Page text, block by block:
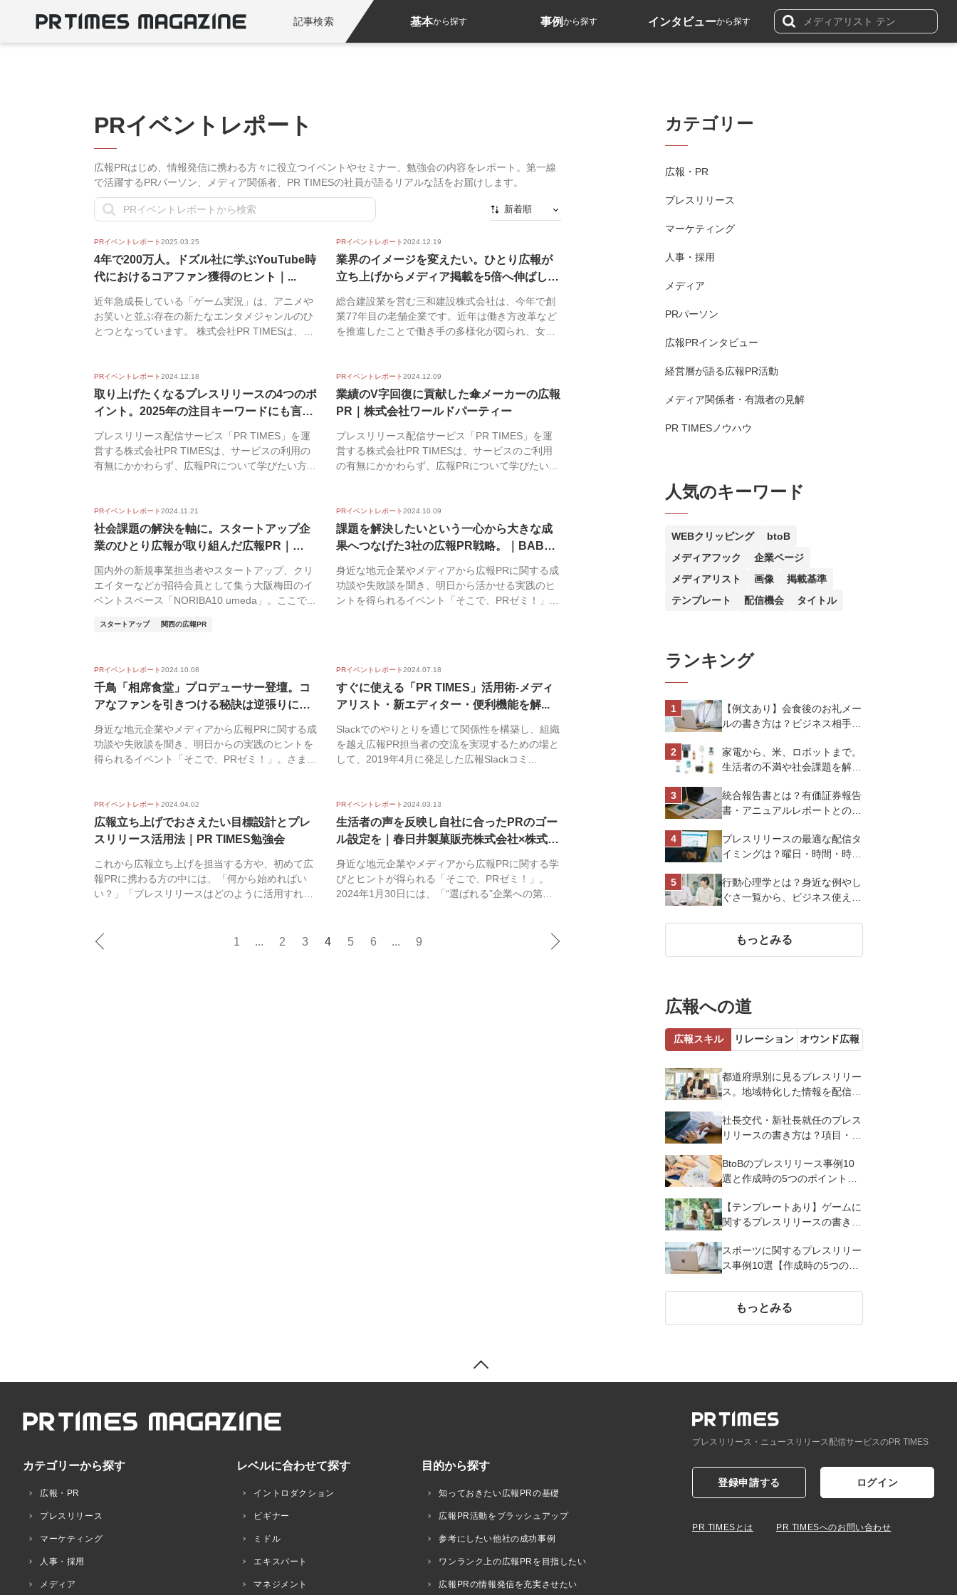
記事検索 基本から探す 事例から探す インタビューから探す
PRイベントレポート
広報PRはじめ、情報発信に携わる方々に役立つイベントやセミナー、勉強会の内容をレポート。第一線
で活躍するPRパーソン、メディア関係者、PR TIMESの社員が語るリアルな話をお届けします。
新着順
最初から
人気順
PRイベントレポート2025.03.25
4年で200万人。ドズル社に学ぶYouTube時
代におけるコアファン獲得のヒント｜...
近年急成長している「ゲーム実況」は、アニメや
お笑いと並ぶ存在の新たなエンタメジャンルのひ
とつとなっています。 株式会社PR TIMESは、
PRイベントレポート2024.12.19
業界のイメージを変えたい。ひとり広報が
立ち上げからメディア掲載を5倍へ伸ばした
施策...
総合建設業を営む三和建設株式会社は、今年で創
業77年目の老舗企業です。近年は働き方改革など
を推進したことで働き手の多様化が図られ、女性
PRイベントレポート2024.12.18
取り上げたくなるプレスリリースの4つのポ
イント。2025年の注目キーワードにも言
及...
プレスリリース配信サービス「PR TIMES」を運
営する株式会社PR TIMESは、サービスの利用の
有無にかかわらず、広報PRについて学びたい方...
PRイベントレポート2024.12.09
業績のV字回復に貢献した傘メーカーの広報
PR｜株式会社ワールドパーティー
プレスリリース配信サービス「PR TIMES」を運
営する株式会社PR TIMESは、サービスのご利用
の有無にかかわらず、広報PRについて学びたい...
PRイベントレポート2024.11.21
社会課題の解決を軸に。スタートアップ企
業のひとり広報が取り組んだ広報PR｜
akip...
国内外の新規事業担当者やスタートアップ、クリ
エイターなどが招待会員と​して集う大阪梅田のイ
ベントスペース「NORIBA10 umeda」。ここで...
スタートアップ 関西の広報PR
PRイベントレポート2024.10.09
課題を解決したいという一心から大きな成
果へつなげた3社の広報PR戦略。｜BABY
身近な地元企業やメディアから広報PRに関する成
功談や失敗談を聞き、明日から活かせる実践のヒ
ントを得られるイベント「そこで、PRゼミ！」。
PRイベントレポート2024.10.08
千鳥「相席食堂」プロデューサー登壇。コ
アなファンを引きつける秘訣は逆張りにあ
った｜...
身近な地元企業やメディアから広報PRに関する成
功談や失敗談を聞き、明日からの実践のヒントを
得られるイベント「そこで、PRゼミ！」。さまざ
PRイベントレポート2024.07.18
すぐに使える「PR TIMES」活用術-メディ
アリスト・新エディター・便利機能を解...
Slackでのやりとりを通じて関係性を構築し、組織
を越え広報PR担当者の交流を実現するための場と
して、2019年4月に発足した広報Slackコミ...
PRイベントレポート2024.04.02
広報立ち上げでおさえたい目標設計とプレ
スリリース活用法｜PR TIMES勉強会
これから広報立ち上げを担当する方や、初めて広
報PRに携わる方の中には、「何から始めればい
い？」「プレスリリースはどのように活用すれば
PRイベントレポート2024.03.13
生活者の声を反映し自社に合ったPRのゴー
ル設定を｜春日井製菓販売株式会社×株式会
社...
身近な地元企業やメディアから広報PRに関する学
びとヒントが得られる「そこで、PRゼミ！」。
2024年1月30日には、「“選ばれる”企業への第一
1 ... 2 3 4 5 6 ... 9
カテゴリー
広報・PR
プレスリリース
マーケティング
人事・採用
メディア
PRパーソン
広報PRインタビュー
経営層が語る広報PR活動
メディア関係者・有識者の見解
PR TIMESノウハウ
人気のキーワード
WEBクリッピング
btoB
メディアフック
企業ページ
メディアリスト
画像
掲載基準
テンプレート
配信機会 タイトル
ランキング
【例文あり】会食後のお礼メー
ルの書き方は？ビジネス相手に
トを解説
家電から、米、ロボットまで。
生活者の不満や社会課題を解決
スオーヤマ株式会社
統合報告書とは？有価証券報告
書・アニュアルレポートとの違
プレスリリースの最適な配信タ
イミングは？曜日・時間・時期
化させよう
行動心理学とは？身近な例やし
ぐさ一覧から、ビジネス使える
もっとみる
広報への道
広報スキル リレーション オウンド広報
都道府県別に見るプレスリリー
ス。地域特化した情報を配信す
社長交代・新社長就任のプレス
リリースの書き方は？項目・ポ
BtoBのプレスリリース事例10
選と作成時の5つのポイントを
【テンプレートあり】ゲームに
関するプレスリリースの書き方
スポーツに関するプレスリリー
ス事例10選【作成時の5つのポ
もっとみる
カテゴリーから探す
広報・PR
プレスリリース
マーケティング
人事・採用
メディア
レベルに合わせて探す
イントロダクション
ビギナー
ミドル
エキスパート
マネジメント
目的から探す
知っておきたい広報PRの基礎
広報PR活動をブラッシュアップ
参考にしたい他社の成功事例
ワンランク上の広報PRを目指したい
広報PRの情報発信を充実させたい
プレスリリース・ニュースリリース配信サービスのPR TIMES
登録申請する ログイン
PR TIMESとは PR TIMESへのお問い合わせ